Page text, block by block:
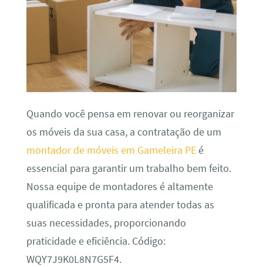
Quando você pensa em renovar ou reorganizar
os móveis da sua casa, a contratação de um
montador de móveis em Gameleira PEé
essencial para garantir um trabalho bem feito.
Nossa equipe de montadores é altamente
qualificada e pronta para atender todas as
suas necessidades, proporcionando
praticidade e eficiência. Código:
WQY7J9K0L8N7G5F4.